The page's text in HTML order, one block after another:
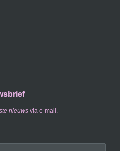
nieuws via e-mail.